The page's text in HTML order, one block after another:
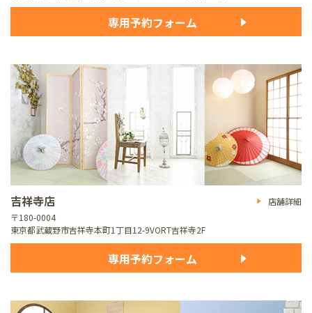
専用予約フォーム
吉祥寺店
店舗詳細
〒180-0004
東京都武蔵野市吉祥寺本町1丁目12-9VORT吉祥寺2F
専用予約フォーム